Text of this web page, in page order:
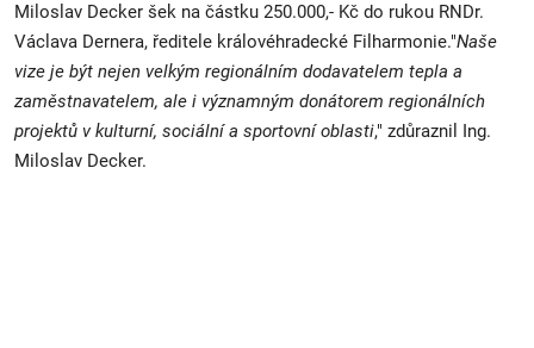
Miloslav Decker šek na částku 250.000,- Kč do rukou RNDr.
Václava Dernera, ředitele královéhradecké Filharmonie."Naše
vize je být nejen velkým regionálním dodavatelem tepla a
zaměstnavatelem, ale i významným donátorem regionálních
projektů v kulturní, sociální a sportovní oblasti," zdůraznil Ing.
Miloslav Decker.